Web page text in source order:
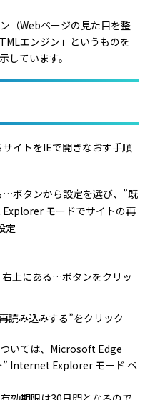
（Webページの見た目を整
エンジン」というものを
しています。
イトをIEで開きなおす手順
…ボタンから設定を選び、 ”既
モードでサイトの再
定
上にある…ボタンをクリッ
読み込みする”をクリック
いては、 Microsoft Edge
” Internet Explorer モード ペ